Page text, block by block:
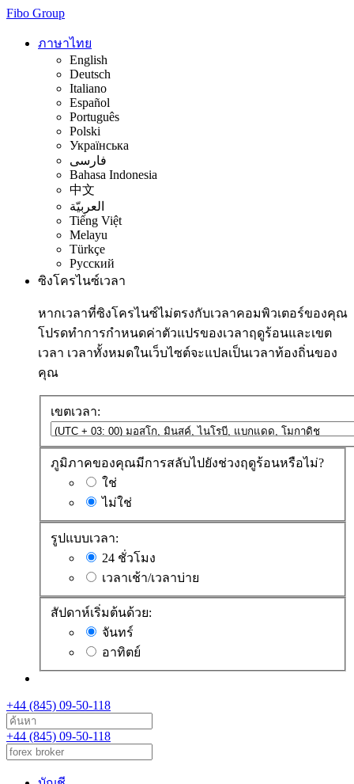
Fibo Group
ภาษาไทย
English
Deutsch
Italiano
Español
Português
Polski
Українська
فارسی
Bahasa Indonesia
中文
العربيّة
Tiếng Việt
Melayu
Türkçe
Русский
ซิงโครไนซ์เวลา
หากเวลาที่ซิงโครไนซ์ไม่ตรงกับเวลาคอมพิวเตอร์ของคุณ
โปรดทำการกำหนดค่าตัวแปรของเวลาฤดูร้อนและเขต
เวลา เวลาทั้งหมดในเว็บไซต์จะแปลเป็นเวลาท้องถิ่นของ
คุณ
เขตเวลา:
ภูมิภาคของคุณมีการสลับไปยังช่วงฤดูร้อนหรือไม่?
ใช่
ไม่ใช่
รูปแบบเวลา:
24 ชั่วโมง
เวลาเช้า/เวลาบ่าย
สัปดาห์เริ่มต้นด้วย:
จันทร์
อาทิตย์
+44 (845) 09-50-118
+44 (845) 09-50-118